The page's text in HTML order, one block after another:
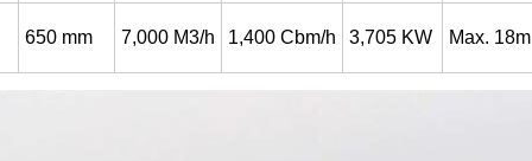
650 mm 7,000 M3/h 1,400 Cbm/h 3,705 KW Max. 18m